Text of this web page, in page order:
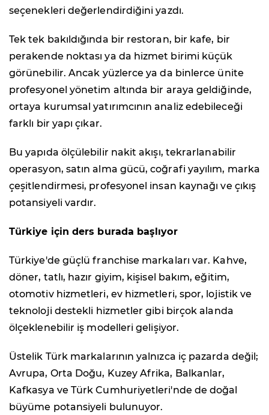
seçenekleri değerlendirdiğini yazdı.
Tek tek bakıldığında bir restoran, bir kafe, bir
perakende noktası ya da hizmet birimi küçük
görünebilir. Ancak yüzlerce ya da binlerce ünite
profesyonel yönetim altında bir araya geldiğinde,
ortaya kurumsal yatırımcının analiz edebileceği
farklı bir yapı çıkar.
Bu yapıda ölçülebilir nakit akışı, tekrarlanabilir
operasyon, satın alma gücü, coğrafi yayılım, marka
çeşitlendirmesi, profesyonel insan kaynağı ve çıkış
potansiyeli vardır.
Türkiye için ders burada başlıyor
Türkiye'de güçlü franchise markaları var. Kahve,
döner, tatlı, hazır giyim, kişisel bakım, eğitim,
otomotiv hizmetleri, ev hizmetleri, spor, lojistik ve
teknoloji destekli hizmetler gibi birçok alanda
ölçeklenebilir iş modelleri gelişiyor.
Üstelik Türk markalarının yalnızca iç pazarda değil;
Avrupa, Orta Doğu, Kuzey Afrika, Balkanlar,
Kafkasya ve Türk Cumhuriyetleri'nde de doğal
büyüme potansiyeli bulunuyor.